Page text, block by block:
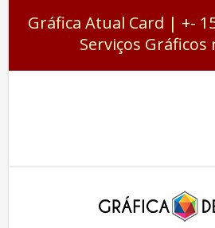
Gráfica Atual Card | +-
Serviços Gráficos